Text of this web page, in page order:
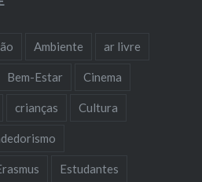
Ambiente ar livre
Bem-Estar Cinema
crianças Cultura
Estudantes